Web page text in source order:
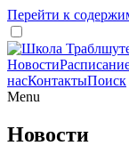
Перейти к
Новости
насКонтактыПоиск
Menu
Новости